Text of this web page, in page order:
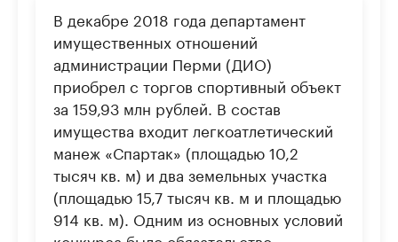
В декабре 2018 года департамент
имущественных отношений
администрации Перми (ДИО)
приобрел с торгов спортивный объект
за 159,93 млн рублей. В состав
имущества входит легкоатлетический
манеж «Спартак» (площадью 10,2
тысяч кв. м) и два земельных участка
(площадью 15,7 тысяч кв. м и площадью
914 кв. м). Одним из основных условий